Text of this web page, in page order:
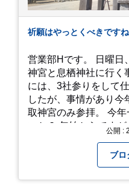
祈願はやっとくべきですね
営業部Hです。 日曜日、やっと。 1年ぶりに鹿島
神宮と息栖神社に行く
には、3社参りをして
したが、事情があり今
取神宮のみ参拝。 今年一年の祈願をしていないせ
いか？ 年始からです
から、あっという間に
日後のこと。不思議で
目。友人の長期入院か
公開 :
ブロ